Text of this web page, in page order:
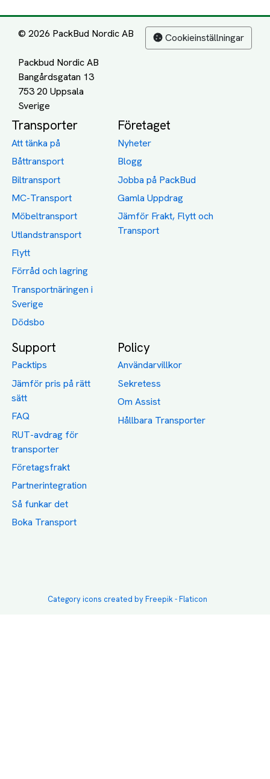
© 2026 PackBud Nordic AB
Packbud Nordic AB
Bangårdsgatan 13
753 20 Uppsala
Cookieinställningar
Transporter
Att tänka på
Båttransport
Biltransport
MC-Transport
Möbeltransport
Utlandstransport
Flytt
Förråd och lagring
Transportnäringen i
Sverige
Dödsbo
Företaget
Nyheter
Blogg
Jobba på PackBud
Gamla Uppdrag
Jämför Frakt, Flytt och
Transport
Support
Packtips
Jämför pris på rätt
sätt
FAQ
RUT-avdrag för
transporter
Företagsfrakt
Partnerintegration
Så funkar det
Boka Transport
Policy
Användarvillkor
Sekretess
Om Assist
Hållbara Transporter
Category icons created by Freepik - Flaticon